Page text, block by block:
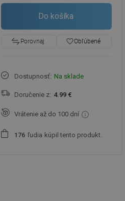
Do košíka
Porovnaj favorite_borderObľúbené
Dostupnosť: Na sklade
Doručenie z: 4.99 €
Vrátenie až do 100 dní
1 76 ľudia kúpil tento produkt.